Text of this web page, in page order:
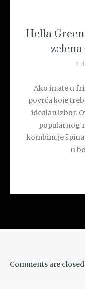
Hella
3
Ako imate u
povrća koje
idealan izbor.
popularnog
kombinuje
u
Comments are closed.